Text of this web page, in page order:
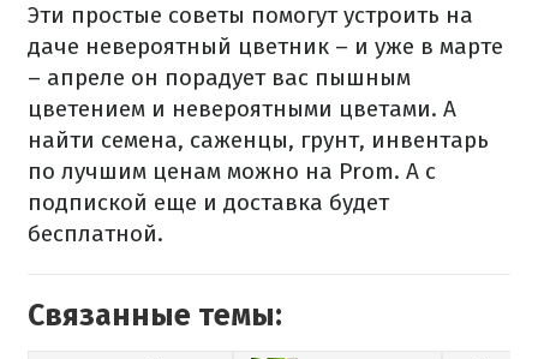
Эти простые советы помогут устроить на
даче невероятный цветник – и уже в марте
– апреле он порадует вас пышным
цветением и невероятными цветами. А
найти семена, саженцы, грунт, инвентарь
по лучшим ценам можно на Prom. А с
подпиской еще и доставка будет
бесплатной.
Связанные темы: